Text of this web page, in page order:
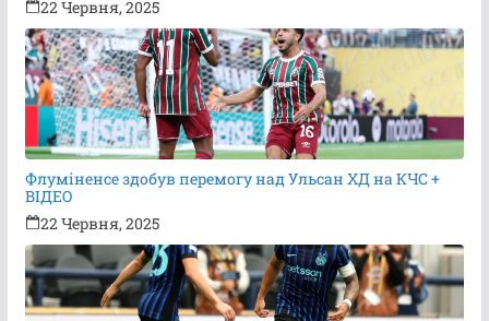
22 Червня, 2025
Флуміненсе здобув перемогу над Ульсан ХД на КЧС +
ВІДЕО
22 Червня, 2025